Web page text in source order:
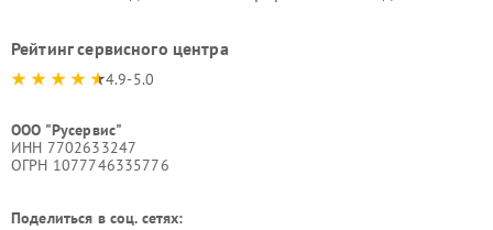
Рейтинг сервисного центра
4.9-5.0
ООО "Русервис"
ИНН 7702633247
ОГРН 1077746335776
Поделиться в соц. сетях: